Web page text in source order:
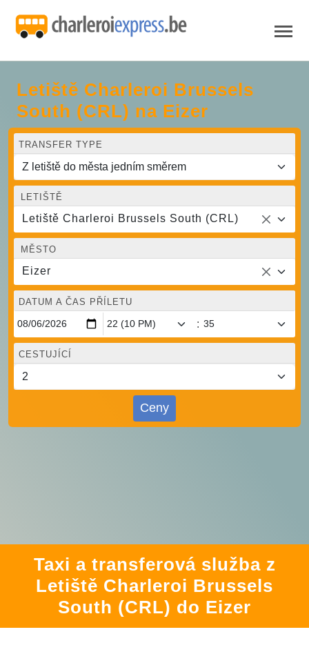
Letiště Charleroi Brussels
South (CRL) na Eizer
TRANSFER TYPE
LETIŠTĚ
Letiště Charleroi Brussels South (CRL)
MĚSTO
Eizer
DATUM A ČAS PŘÍLETU
:
CESTUJÍCÍ
Ceny
Taxi a transferová služba z
Letiště Charleroi Brussels
South (CRL) do Eizer